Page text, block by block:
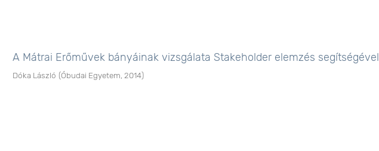
A Mátrai Erőművek bányáinak vizsgálata Stakeholder elemzés segítségével
Dóka László (Óbudai Egyetem 2014)